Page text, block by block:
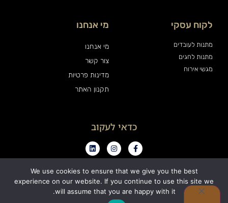
לקוח עסקי
מתנות לעובדים
מתנות לחגים
מגשי אירוח
מי אנחנו
מי אנחנו
צור קשר
מדינות פרטיות
תקנון האתר
כדאי לעקוב
כל הזכויות שמורות ויין אנד פרינדז בע"מ
0
We use cookies to ensure that we give you the best
experience on our website. If you continue to use this site we
will assume that you are happy with it.